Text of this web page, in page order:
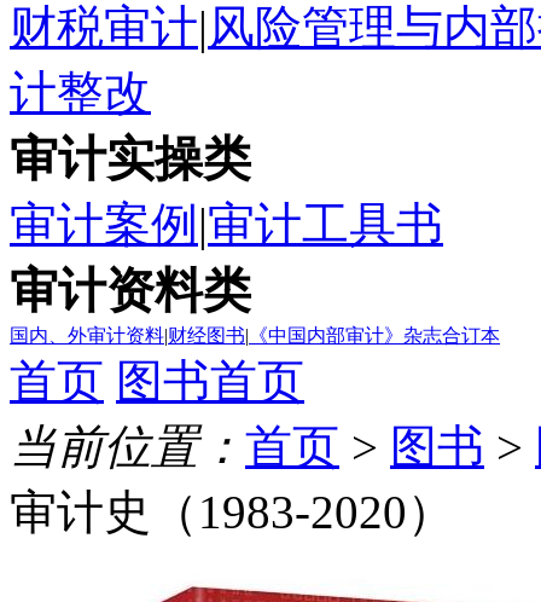
财税审计|风险管理与内
计整改
审计实操类
审计案例 |审计工具书
审计资料类
国内、外审计资料|财经图书| 《中国内部审计》杂志合订本
首页 图书首页
当前位置： 首页 > 图书 >
审计史（1983-2020）